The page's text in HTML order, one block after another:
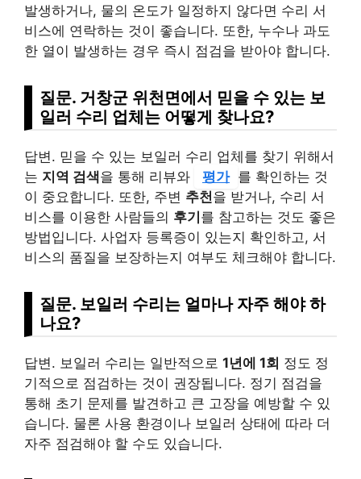
발생하거나, 물의 온도가 일정하지 않다면 수리 서
비스에 연락하는 것이 좋습니다. 또한, 누수나 과도
한 열이 발생하는 경우 즉시 점검을 받아야 합니다.
질문. 거창군 위천면에서 믿을 수 있는 보
일러 수리 업체는 어떻게 찾나요?
답변. 믿을 수 있는 보일러 수리 업체를 찾기 위해서
는 지역 검색을 통해 리뷰와 평가 를 확인하는 것
이 중요합니다. 또한, 주변 추천을 받거나, 수리 서
비스를 이용한 사람들의 후기 를 참고하는 것도 좋은
방법입니다. 사업자 등록증이 있는지 확인하고, 서
비스의 품질을 보장하는지 여부도 체크해야 합니다.
질문. 보일러 수리는 얼마나 자주 해야 하
나요?
답변. 보일러 수리는 일반적으로 1년에 1회 정도 정
기적으로 점검하는 것이 권장됩니다. 정기 점검을
통해 초기 문제를 발견하고 큰 고장을 예방할 수 있
습니다. 물론 사용 환경이나 보일러 상태에 따라 더
자주 점검해야 할 수도 있습니다.